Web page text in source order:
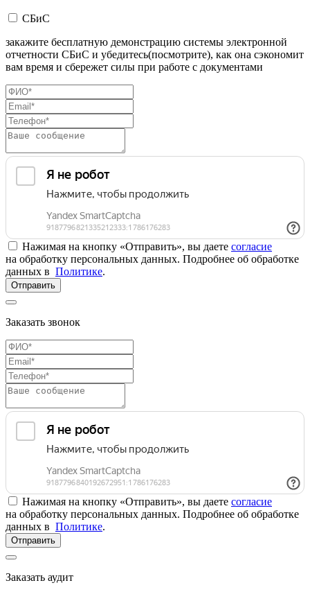
СБиС
закажите бесплатную демонстрацию системы электронной
отчетности СБиС и убедитесь(посмотрите), как она сэкономит
вам время и сбережет силы при работе с документами
Нажимая на кнопку «Отправить», вы даете согласие
на обработку персональных данных. Подробнее об обработке
данных в Политике.
Отправить
Заказать звонок
Нажимая на кнопку «Отправить», вы даете согласие
на обработку персональных данных. Подробнее об обработке
данных в Политике.
Отправить
Заказать аудит